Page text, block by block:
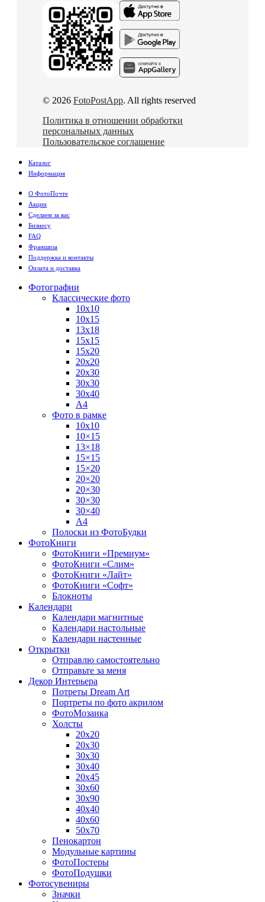
© 2026 FotoPostApp. All rights reserved
Политика в отношении обработки
персональных данных
Пользовательское соглашение
Каталог
Информация
О ФотоПочте
Акции
Сделаем за вас
Бизнесу
FAQ
Франшиза
Поддержка и контакты
Оплата и доставка
Фотографии
Классические фото
10х10
10х15
13х18
15х15
15х20
20х20
20х30
30х30
30х40
А4
Фото в рамке
10х10
10×15
13×18
15×15
15×20
20×20
20×30
30×30
30×40
A4
Полоски из ФотоБудки
ФотоКниги
ФотоКниги «Премиум»
ФотоКниги «Слим»
ФотоКниги «Лайт»
ФотоКниги «Софт»
Блокноты
Календари
Календари магнитные
Календари настольные
Календари настенные
Открытки
Отправлю самостоятельно
Отправьте за меня
Декор Интерьера
Потреты Dream Art
Портреты по фото акрилом
ФотоМозаика
Холсты
20х20
20х30
30х30
30х40
20х45
30х60
30х90
40х40
40х60
50х70
Пенокартон
Модульные картины
ФотоПостеры
ФотоПодушки
Фотоcувениры
Значки